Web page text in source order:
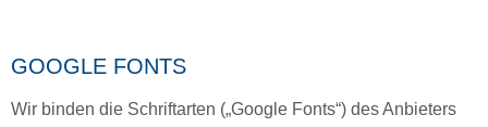
GOOGLE FONTS
Wir binden die Schriftarten („Google Fonts“) des Anbieters